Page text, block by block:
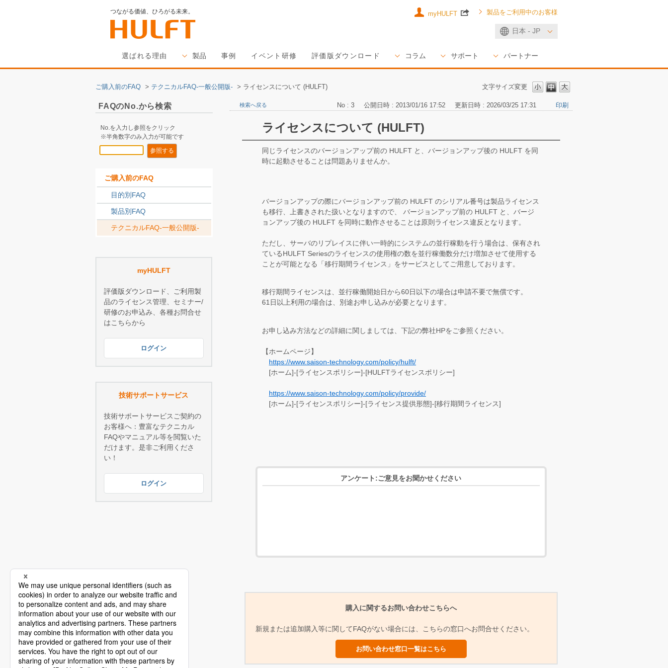
つながる価値、ひろがる未来。
日本 - JP
選ばれる理由 製品 事例 イベント研修 評価版ダウンロード コラム サポート パートナー
myHULFT 製品をご利用中のお客様
文字サイズ変更
ご購入前のFAQ > テクニカルFAQ-一般公開版- > ライセンスについて (HULFT)
FAQのNo.から検索
No.を入力し参照をクリック
※半角数字のみ入力が可能です
ご購入前のFAQ
目的別FAQ
製品別FAQ
テクニカルFAQ-一般公開版-
myHULFT
評価版ダウンロード、ご利用製
品のライセンス管理、セミナー/
研修のお申込み、各種お問合せ
はこちらから
ログイン
技術サポートサービス
技術サポートサービスご契約の
お客様へ：豊富なテクニカル
FAQやマニュアル等を閲覧いた
だけます。是非ご利用くださ
い！
ログイン
検索へ戻る No : 3 公開日時 : 2013/01/16 17:52 更新日時 : 2026/03/25 17:31 印刷
ライセンスについて (HULFT)
同じライセンスのバージョンアップ前の HULFT と、バージョンアップ後の HULFT を同
時に起動させることは問題ありませんか。
バージョンアップの際にバージョンアップ前の HULFT のシリアル番号は製品ライセンス
も移行、上書きされた扱いとなりますので、 バージョンアップ前の HULFT と、バージ
ョンアップ後の HULFT を同時に動作させることは原則ライセンス違反となります。
ただし、サーバのリプレイスに伴い一時的にシステムの並行稼動を行う場合は、保有され
ているHULFT Seriesのライセンスの使用権の数を並行稼働数分だけ増加させて使用する
ことが可能となる「移行期間ライセンス」をサービスとしてご用意しております。
移行期間ライセンスは、並行稼働開始日から60日以下の場合は申請不要で無償です。
61日以上利用の場合は、別途お申し込みが必要となります。
お申し込み方法などの詳細に関しましては、下記の弊社HPをご参照ください。
【ホームページ】
https://www.saison-technology.com/policy/hulft/
[ホーム]-[ライセンスポリシー]-[HULFTライセンスポリシー]
https://www.saison-technology.com/policy/provide/
[ホーム]-[ライセンスポリシー]-[ライセンス提供形態]-[移行期間ライセンス]
アンケート:ご意見をお聞かせください
購入に関するお問い合わせこちらへ
新規または追加購入等に関してFAQがない場合には、こちらの窓口へお問合せください。
お問い合わせ窓口一覧はこちら